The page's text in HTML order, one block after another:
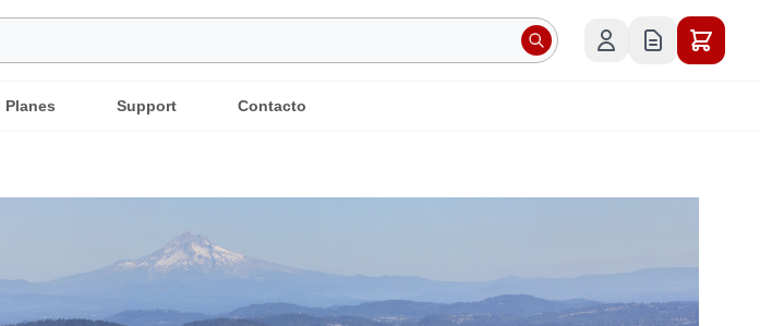
Planes Support Contacto